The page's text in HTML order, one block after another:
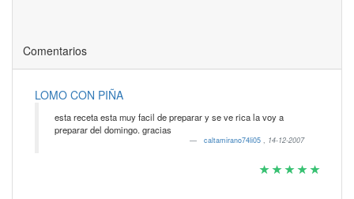
Comentarios
LOMO CON PIÑA
esta receta esta muy facil de preparar y se ve rica la voy a
preparar del domingo. gracias
caltamirano74li05 , 14-12-2007